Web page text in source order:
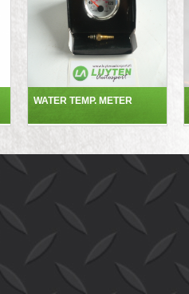
WATER TEMP. METER